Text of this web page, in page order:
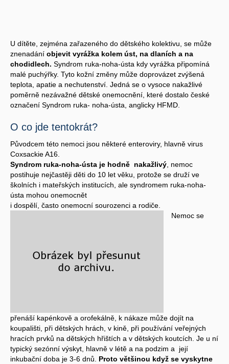
U dítěte, zejména zařazeného do dětského kolektivu, se může
znenadání objevit vyrážka kolem úst, na dlaních a na
chodidlech. Syndrom ruka-noha-ústa kdy vyrážka připomíná
malé puchýřky. Tyto kožní změny může doprovázet zvýšená
teplota, apatie a nechutenství. Jedná se o vysoce nakažlivé
poměrně nezávažné dětské onemocnění, které dostalo české
označení Syndrom ruka- noha-ústa, anglicky HFMD.
O co jde tentokrát?
Původcem této nemoci jsou některé enteroviry, hlavně virus
Coxsackie A16.
Syndrom ruka-noha-ústa je hodně nakažlivý , nemoc
postihuje nejčastěji děti do 10 let věku, protože se druží ve
školních i mateřských institucích, ale syndromem ruka-noha-
ústa mohou onemocnět
i dospělí, často onemocní sourozenci a rodiče.
Nemoc se
přenáší kapénkově a orofekálně, k nákaze může dojít na
koupališti, při dětských hrách, v kině, při používání veřejných
hracích prvků na dětských hřištích a v dětských koutcích. Je u ní
typický sezónní výskyt, hlavně v létě a na podzim a její
inkubační doba je 3-6 dnů. Proto většinou když se vyskytne